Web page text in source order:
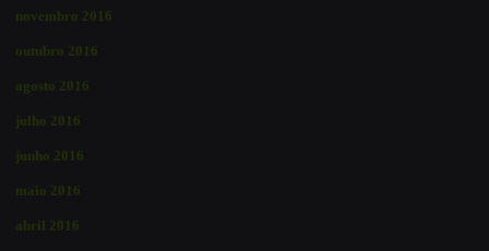
novembro 2016
outubro 2016
agosto 2016
julho 2016
junho 2016
maio 2016
abril 2016